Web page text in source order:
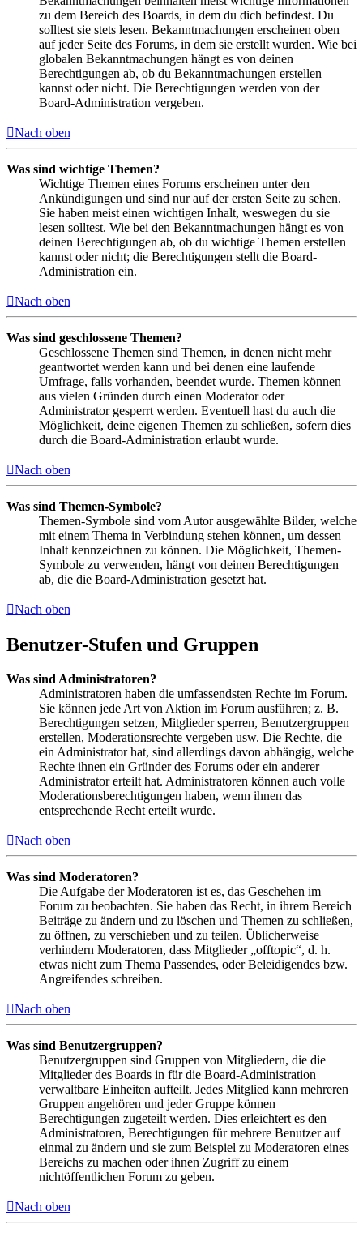
zu dem Bereich des Boards, in dem du dich befindest. Du
solltest sie stets lesen. Bekanntmachungen erscheinen oben
auf jeder Seite des Forums, in dem sie erstellt wurden. Wie bei
globalen Bekanntmachungen hängt es von deinen
Berechtigungen ab, ob du Bekanntmachungen erstellen
kannst oder nicht. Die Berechtigungen werden von der
Board-Administration vergeben.
Nach oben
Was sind wichtige Themen?
Wichtige Themen eines Forums erscheinen unter den
Ankündigungen und sind nur auf der ersten Seite zu sehen.
Sie haben meist einen wichtigen Inhalt, weswegen du sie
lesen solltest. Wie bei den Bekanntmachungen hängt es von
deinen Berechtigungen ab, ob du wichtige Themen erstellen
kannst oder nicht; die Berechtigungen stellt die Board-
Administration ein.
Nach oben
Was sind geschlossene Themen?
Geschlossene Themen sind Themen, in denen nicht mehr
geantwortet werden kann und bei denen eine laufende
Umfrage, falls vorhanden, beendet wurde. Themen können
aus vielen Gründen durch einen Moderator oder
Administrator gesperrt werden. Eventuell hast du auch die
Möglichkeit, deine eigenen Themen zu schließen, sofern dies
durch die Board-Administration erlaubt wurde.
Nach oben
Was sind Themen-Symbole?
Themen-Symbole sind vom Autor ausgewählte Bilder, welche
mit einem Thema in Verbindung stehen können, um dessen
Inhalt kennzeichnen zu können. Die Möglichkeit, Themen-
Symbole zu verwenden, hängt von deinen Berechtigungen
ab, die die Board-Administration gesetzt hat.
Nach oben
Benutzer-Stufen und Gruppen
Was sind Administratoren?
Administratoren haben die umfassendsten Rechte im Forum.
Sie können jede Art von Aktion im Forum ausführen; z. B.
Berechtigungen setzen, Mitglieder sperren, Benutzergruppen
erstellen, Moderationsrechte vergeben usw. Die Rechte, die
ein Administrator hat, sind allerdings davon abhängig, welche
Rechte ihnen ein Gründer des Forums oder ein anderer
Administrator erteilt hat. Administratoren können auch volle
Moderationsberechtigungen haben, wenn ihnen das
entsprechende Recht erteilt wurde.
Nach oben
Was sind Moderatoren?
Die Aufgabe der Moderatoren ist es, das Geschehen im
Forum zu beobachten. Sie haben das Recht, in ihrem Bereich
Beiträge zu ändern und zu löschen und Themen zu schließen,
zu öffnen, zu verschieben und zu teilen. Üblicherweise
verhindern Moderatoren, dass Mitglieder „offtopic“, d. h.
etwas nicht zum Thema Passendes, oder Beleidigendes bzw.
Angreifendes schreiben.
Nach oben
Was sind Benutzergruppen?
Benutzergruppen sind Gruppen von Mitgliedern, die die
Mitglieder des Boards in für die Board-Administration
verwaltbare Einheiten aufteilt. Jedes Mitglied kann mehreren
Gruppen angehören und jeder Gruppe können
Berechtigungen zugeteilt werden. Dies erleichtert es den
Administratoren, Berechtigungen für mehrere Benutzer auf
einmal zu ändern und sie zum Beispiel zu Moderatoren eines
Bereichs zu machen oder ihnen Zugriff zu einem
nichtöffentlichen Forum zu geben.
Nach oben